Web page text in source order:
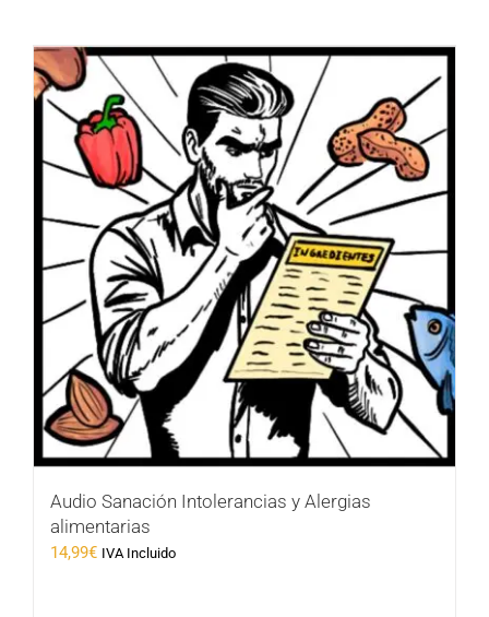
Audio Sanación Intolerancias y Alergias
alimentarias
14,99€ IVA Incluido